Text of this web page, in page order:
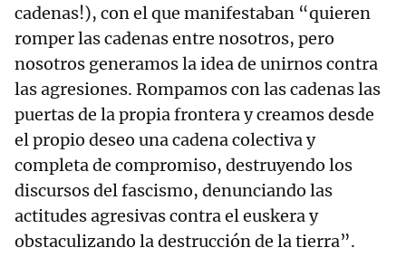
cadenas!), con el que manifestaban “quieren
romper las cadenas entre nosotros, pero
nosotros generamos la idea de unirnos contra
las agresiones. Rompamos con las cadenas las
puertas de la propia frontera y creamos desde
el propio deseo una cadena colectiva y
completa de compromiso, destruyendo los
discursos del fascismo, denunciando las
actitudes agresivas contra el euskera y
obstaculizando la destrucción de la tierra”.